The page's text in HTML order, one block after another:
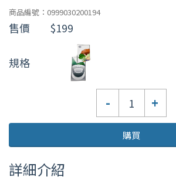
商品編號：0999030200194
售價 $199
規格
- +
購買
詳細介紹